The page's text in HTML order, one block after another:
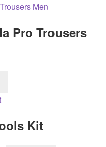
Pro Trousers
Kit